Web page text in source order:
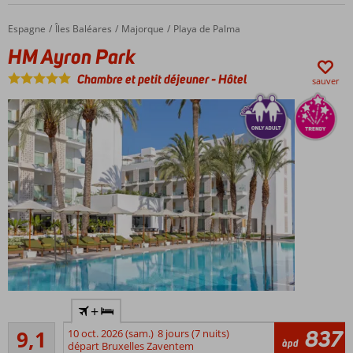
île
privée
500 mètres
du centre
d'Hurghada
Détendez-
vous au
centre
bien-être
et Spa
Late
Check-
Out*
Accueil
Espagne Îles Baléares Majorque Playa de Palma
HM Ayron Park
HM Ayron Park
Chambre et petit déjeuner-Hôtel sauver
centre
et de
9,1Excellente
76
+
10 oct. 2026 (sam.) 8 jours (7 nuits)
départ Bruxelles Zaventem
àpd 837